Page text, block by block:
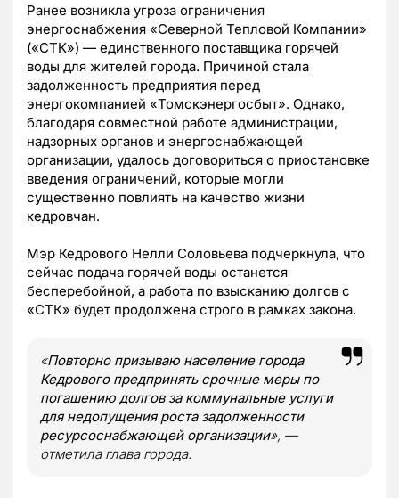
Ранее возникла угроза ограничения
энергоснабжения «Северной Тепловой Компании»
(«СТК») — единственного поставщика горячей
воды для жителей города. Причиной стала
задолженность предприятия перед
энергокомпанией «Томскэнергосбыт». Однако,
благодаря совместной работе администрации,
надзорных органов и энергоснабжающей
организации, удалось договориться о приостановке
введения ограничений, которые могли
существенно повлиять на качество жизни
кедровчан.
Мэр Кедрового Нелли Соловьева подчеркнула, что
сейчас подача горячей воды останется
бесперебойной, а работа по взысканию долгов с
«СТК» будет продолжена строго в рамках закона.
«Повторно призываю население города
Кедрового предпринять срочные меры по
погашению долгов за коммунальные услуги
для недопущения роста задолженности
ресурсоснабжающей организации», —
отметила глава города.